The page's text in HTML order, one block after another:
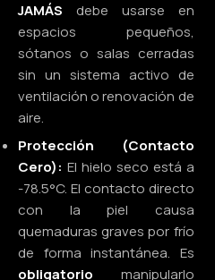
JAMÁS debe usarse en
espacios pequeños,
sótanos o salas cerradas
sin un sistema activo de
ventilación o renovación de
aire.
Protección (Contacto
Cero): El hielo seco está a
-78.5°C. El contacto directo
con la piel causa
quemaduras graves por frío
de forma instantánea. Es
obligatorio manipularlo